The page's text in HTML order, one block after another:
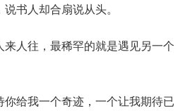
书人却合扇说从头。
人往，最稀罕的就是遇见另一个
给我一个奇迹，一个让我期待已